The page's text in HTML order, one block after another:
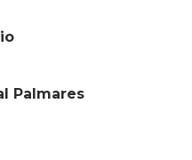
Palmares